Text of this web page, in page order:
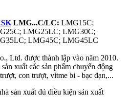
LMG...C/LC: LMG15C;
LMG25LC; LMG30C;
LMG45C; LMG45LC
Ltd. được thành lập vào năm 2010.
xuất các sản phẩm chuyển động
con trượt, vitme bi - bạc đạn,...
sản xuất đủ điều kiện sản xuất